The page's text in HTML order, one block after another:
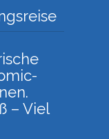
– Viel